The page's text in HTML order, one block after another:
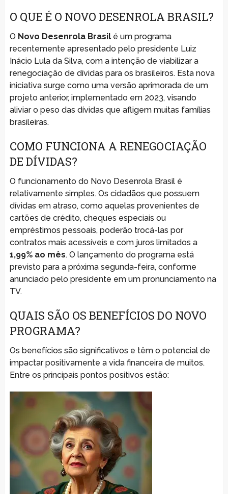
O QUE É O NOVO DESENROLA BRASIL?
O Novo Desenrola Brasilé um programa
recentemente apresentado pelo presidente Luiz
Inácio Lula da Silva, com a intenção de viabilizar a
renegociação de dívidas para os brasileiros. Esta nova
iniciativa surge como uma versão aprimorada de um
projeto anterior, implementado em 2023, visando
aliviar o peso das dívidas que afligem muitas famílias
brasileiras.
COMO FUNCIONA A RENEGOCIAÇÃO
DE DÍVIDAS?
O funcionamento do Novo Desenrola Brasil é
relativamente simples. Os cidadãos que possuem
dívidas em atraso, como aquelas provenientes de
cartões de crédito, cheques especiais ou
empréstimos pessoais, poderão trocá-las por
contratos mais acessíveis e com juros limitados a
1,99% ao mês. O lançamento do programa está
previsto para a próxima segunda-feira, conforme
anunciado pelo presidente em um pronunciamento na
TV.
QUAIS SÃO OS BENEFÍCIOS DO NOVO
PROGRAMA?
Os benefícios são significativos e têm o potencial de
impactar positivamente a vida financeira de muitos.
Entre os principais pontos positivos estão: